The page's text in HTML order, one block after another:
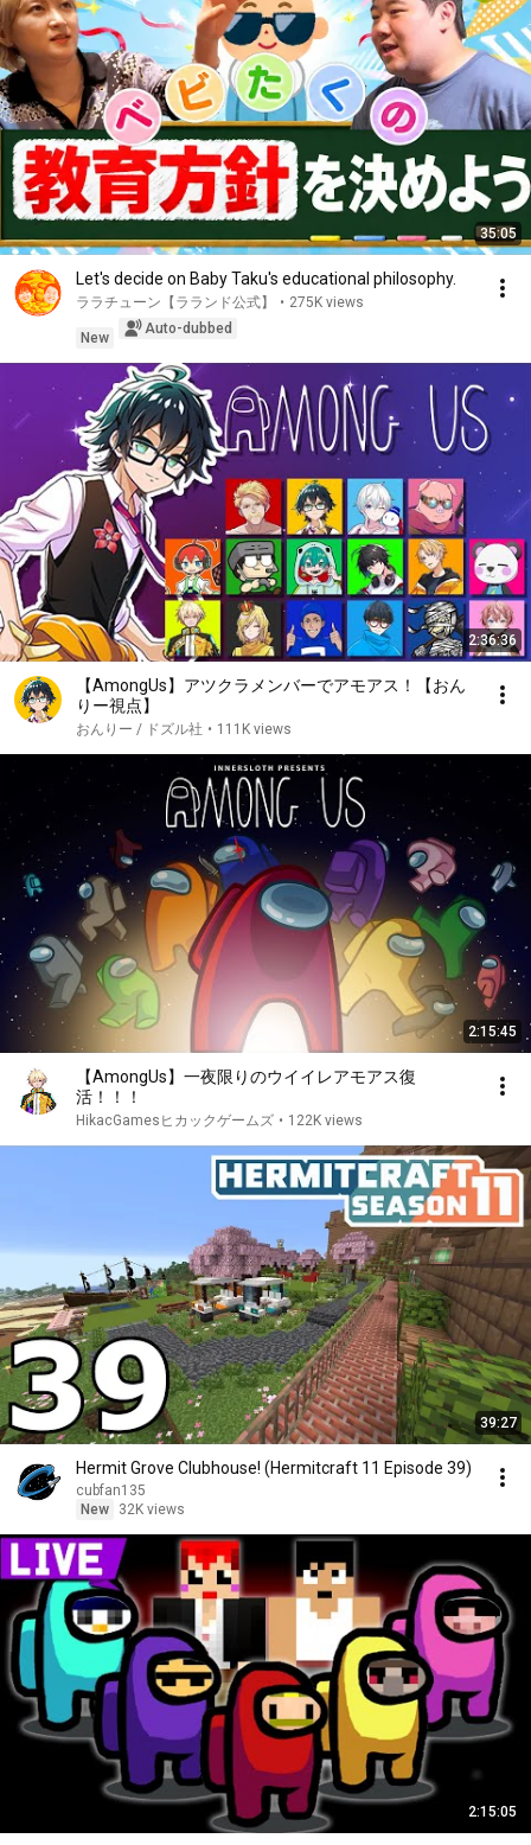
35:05
Let's decide on Baby Taku's educational philosophy.
ララチューン【ラランド公式】 • 275K views
New
Auto-dubbed
2:36:36
【AmongUs】アツクラメンバーでアモアス！【おん
りー視点】
おんりー / ドズル社 • 111K views
2:15:45
【AmongUs】一夜限りのウイイレアモアス復
活！！！
HikacGamesヒカックゲームズ • 122K views
39:27
Hermit Grove Clubhouse! (Hermitcraft 11 Episode 39)
cubfan135
New
32K views
2:15:05